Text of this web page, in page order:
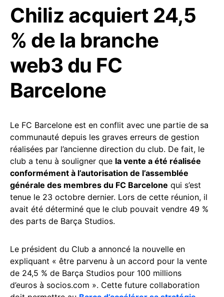
Chiliz acquiert 24,5
% de la branche
web3 du FC
Barcelone
Le FC Barcelone est en conflit avec une partie de sa
communauté depuis les graves erreurs de gestion
réalisées par l’ancienne direction du club. De fait, le
club a tenu à souligner que la vente a été réalisée
conformément à l’autorisation de l’assemblée
générale des membres du FC Barcelone qui s’est
tenue le 23 octobre dernier. Lors de cette réunion, il
avait été déterminé que le club pouvait vendre 49 %
des parts de Barça Studios.
Le président du Club a annoncé la nouvelle en
expliquant « être parvenu à un accord pour la vente
de 24,5 % de Barça Studios pour 100 millions
d’euros à socios.com ». Cette future collaboration